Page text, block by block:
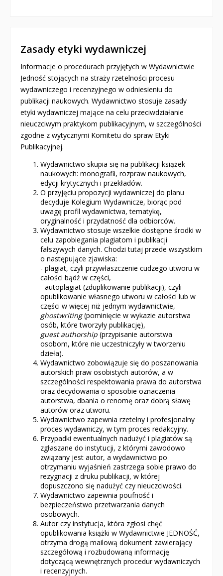
Zasady etyki wydawniczej
Informacje o procedurach przyjętych w Wydawnictwie
Jedność stojących na straży rzetelności procesu
wydawniczego i recenzyjnego w odniesieniu do
publikacji naukowych. Wydawnictwo stosuje zasady
etyki wydawniczej mające na celu przeciwdziałanie
nieuczciwym praktykom publikacyjnym, w szczególności
zgodne z wytycznymi Komitetu do spraw Etyki
Publikacyjnej.
Wydawnictwo skupia się na publikacji książek
naukowych: monografii, rozpraw naukowych,
edycji krytycznych i przekładów.
O przyjęciu propozycji wydawniczej do planu
decyduje Kolegium Wydawnicze, biorąc pod
uwagę profil wydawnictwa, tematykę,
oryginalność i przydatność dla odbiorców.
Wydawnictwo stosuje wszelkie dostępne środki w
celu zapobiegania plagiatom i publikacji
fałszywych danych. Chodzi tutaj przede wszystkim
o następujące zjawiska:
- plagiat, czyli przywłaszczenie cudzego utworu w
całości bądź w części,
- autoplagiat (zduplikowanie publikacji), czyli
opublikowanie własnego utworu w całości lub w
części w więcej niż jednym wydawnictwie,
ghostwriting(pominięcie w wykazie autorstwa
osób, które tworzyły publikację),
guest authorship (przypisanie autorstwa
osobom, które nie uczestniczyły w tworzeniu
dzieła).
Wydawnictwo zobowiązuje się do poszanowania
autorskich praw osobistych autorów, a w
szczególności respektowania prawa do autorstwa
oraz decydowania o sposobie oznaczenia
autorstwa, dbania o renomę oraz dobrą sławę
autorów oraz utworu.
Wydawnictwo zapewnia rzetelny i profesjonalny
proces wydawniczy, w tym proces redakcyjny.
Przypadki ewentualnych nadużyć i plagiatów są
zgłaszane do instytucji, z którymi zawodowo
związany jest autor, a wydawnictwo po
otrzymaniu wyjaśnień zastrzega sobie prawo do
rezygnacji z druku publikacji, w której
dopuszczono się nadużyć czy nieuczciwości.
Wydawnictwo zapewnia poufność i
bezpieczeństwo przetwarzania danych
osobowych.
Autor czy instytucja, która zgłosi chęć
opublikowania książki w Wydawnictwie JEDNOŚĆ,
otrzyma drogą mailową dokument zawierający
szczegółową i rozbudowaną informację
dotyczącą wewnętrznych procedur wydawniczych
i recenzyjnych.